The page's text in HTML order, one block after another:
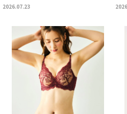
2026.07.23